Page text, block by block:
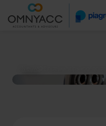
Vestigingen